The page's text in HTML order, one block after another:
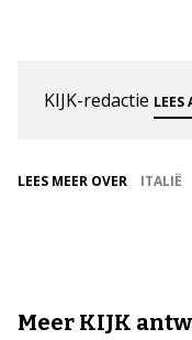
KIJK-redactie LEES
LEES MEER OVER ITALIË
Meer KIJK